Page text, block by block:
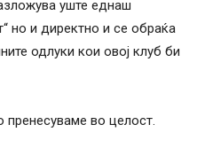
уште еднаш
но и директно и се обраќа
одлуки кои овој клуб би
во целост.